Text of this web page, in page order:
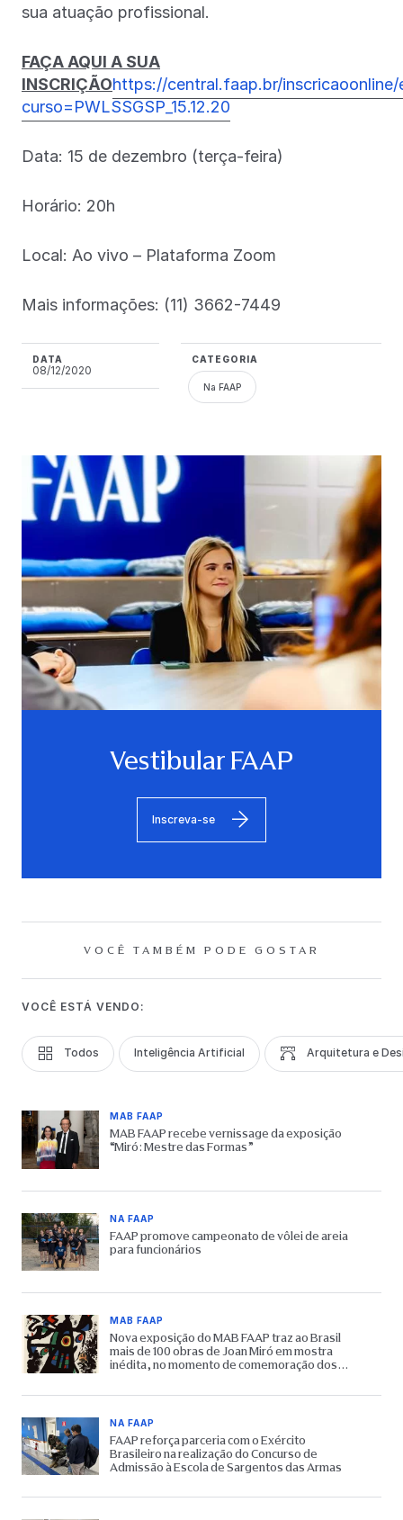
sua atuação profissional.
FAÇA AQUI A SUA
INSCRIÇÃOhttps://central.faap.br/
curso=PWLSSGSP_15.12.20
Data: 15 de dezembro (terça-feira)
Horário: 20h
Local: Ao vivo – Plataforma Zoom
Mais informações: (11) 3662-7449
DATA
08/12/2020
CATEGORIA
Na FAAP
Vestibular FAAP
Inscreva-se
VOCÊ TAMBÉM PODE GOSTAR
VOCÊ ESTÁ VENDO:
Todos Inteligência Artificial Arquitetura e
MAB FAAP
MAB FAAP recebe vernissage da exposição
“Miró: Mestre das Formas”
NA FAAP
FAAP promove campeonato de vôlei de areia
para funcionários
MAB FAAP
Nova exposição do MAB FAAP traz ao Brasil
mais de 100 obras de Joan Miró em mostra
inédita, no momento de comemoração dos
NA FAAP
FAAP reforça parceria com o Exército
Brasileiro na realização do Concurso de
Admissão à Escola de Sargentos das Armas